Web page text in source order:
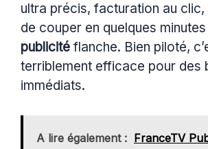
ultra précis, facturation au
de couper en quelques
publicité flanche. Bien piloté,
terriblement efficace pour des
immédiats.
A lire également : FranceTV